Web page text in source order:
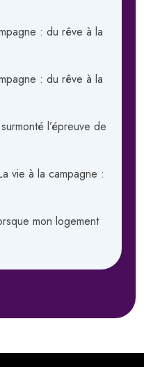
: du rêve à la
: du rêve à la
l’épreuve de
vie à la campagne :
mon logement